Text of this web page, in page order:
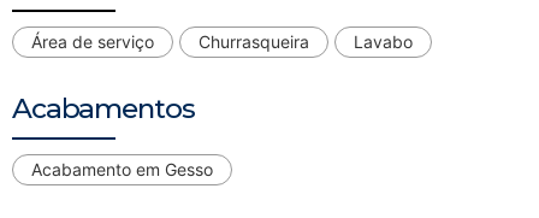
Área de serviço Churrasqueira Lavabo
Acabamentos
Acabamento em Gesso